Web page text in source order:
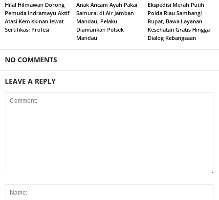
Hilal Hilmawan Dorong
Pemuda Indramayu Aktif
Atasi Kemiskinan lewat
Sertifikasi Profesi
Anak Ancam Ayah Pakai
Samurai di Air Jamban
Mandau, Pelaku
Diamankan Polsek
Mandau
Ekspedisi Merah Putih
Polda Riau Sambangi
Rupat, Bawa Layanan
Kesehatan Gratis Hingga
Dialog Kebangsaan
NO COMMENTS
LEAVE A REPLY